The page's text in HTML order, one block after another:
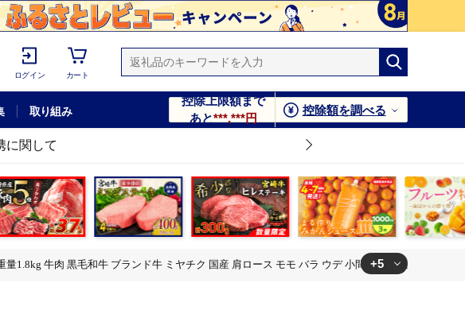
ログイン カート
取り組み
控除上限額まで
あと***,***円
控除額を調べる
に関して
1.8kg 牛肉 黒毛和牛 ブランド牛 ミヤチク 国産 肩ロース モモ バラ ウデ 小間切れ 食品 おかず
+5